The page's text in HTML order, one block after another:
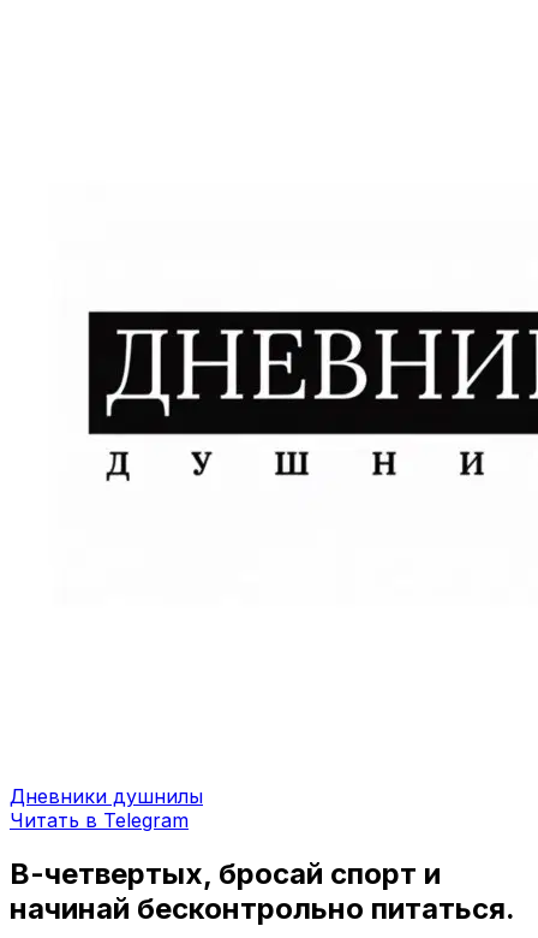
Дневники душнилы
Читать в Telegram
В-четвертых, бросай спорт и
начинай бесконтрольно питаться.